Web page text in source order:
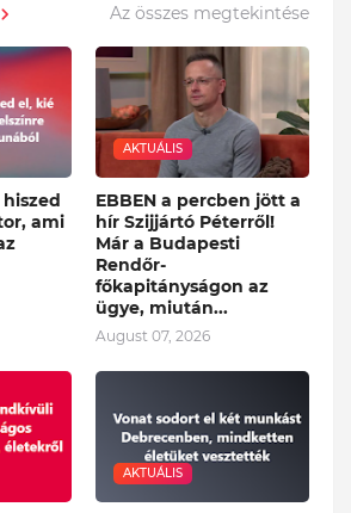
Az összes megtekintése
ami
AKTUÁLIS
EBBEN a percben jött a
hír Szijjártó Péterről!
Már a Budapesti
Rendőr-
főkapitányságon az
ügye, miután...
August 07, 2026
AKTUÁLIS